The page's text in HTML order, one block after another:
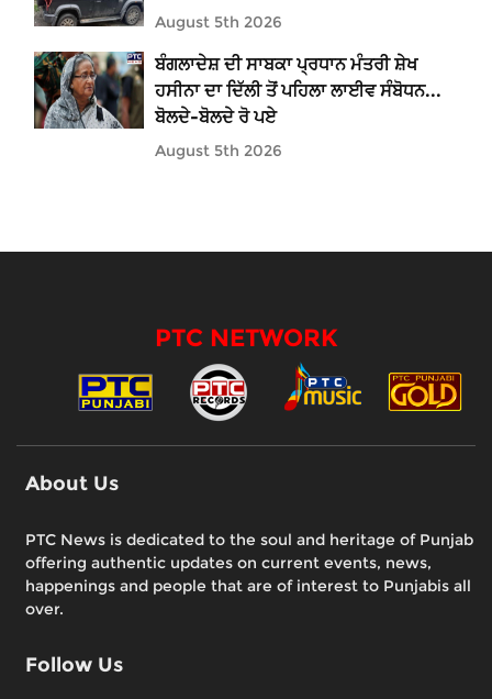
August 5th 2026
ਬੰਗਲਾਦੇਸ਼ ਦੀ ਸਾਬਕਾ ਪ੍ਰਧਾਨ ਮੰਤਰੀ ਸ਼ੇਖ
ਹਸੀਨਾ ਦਾ ਦਿੱਲੀ ਤੋਂ ਪਹਿਲਾ ਲਾਈਵ ਸੰਬੋਧਨ...
ਬੋਲਦੇ-ਬੋਲਦੇ ਰੋ ਪਏ
August 5th 2026
PTC NETWORK
About Us
PTC News is dedicated to the soul and heritage of Punjab
offering authentic updates on current events, news,
happenings and people that are of interest to Punjabis all
over.
Follow Us